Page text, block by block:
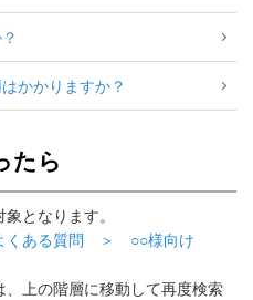
かかりますか？
たら
となります。
くある質問 ＞ ○○様向け
上の階層に移動して再度検索